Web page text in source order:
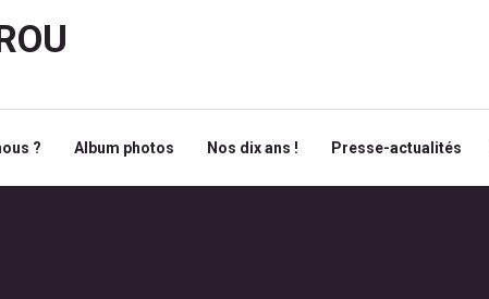
? Album photos Nos dix ans ! Presse-actualités